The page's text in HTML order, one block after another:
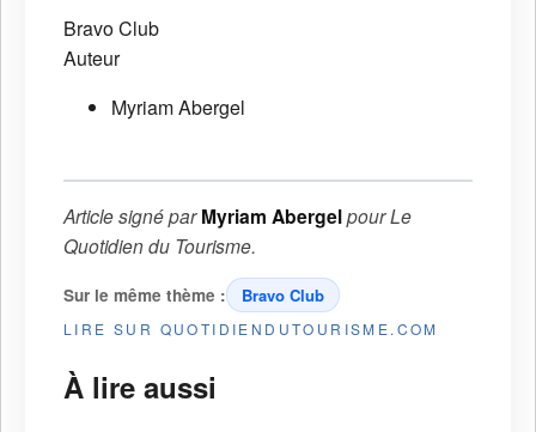
Bravo Club
Auteur
Myriam Abergel
Article signé parMyriam AbergelpourLe
Quotidien du Tourisme.
Sur le même thème : Bravo Club
LIRE SUR QUOTIDIENDUTOURISME.COM
À lire aussi